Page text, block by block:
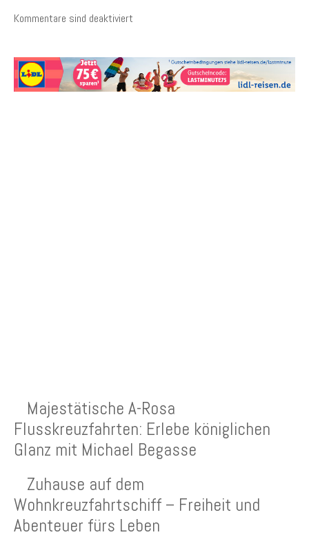
Kommentare sind deaktiviert
Majestätische A-Rosa
Flusskreuzfahrten: Erlebe königlichen
Glanz mit Michael Begasse
Zuhause auf dem
Wohnkreuzfahrtschiff – Freiheit und
Abenteuer fürs Leben